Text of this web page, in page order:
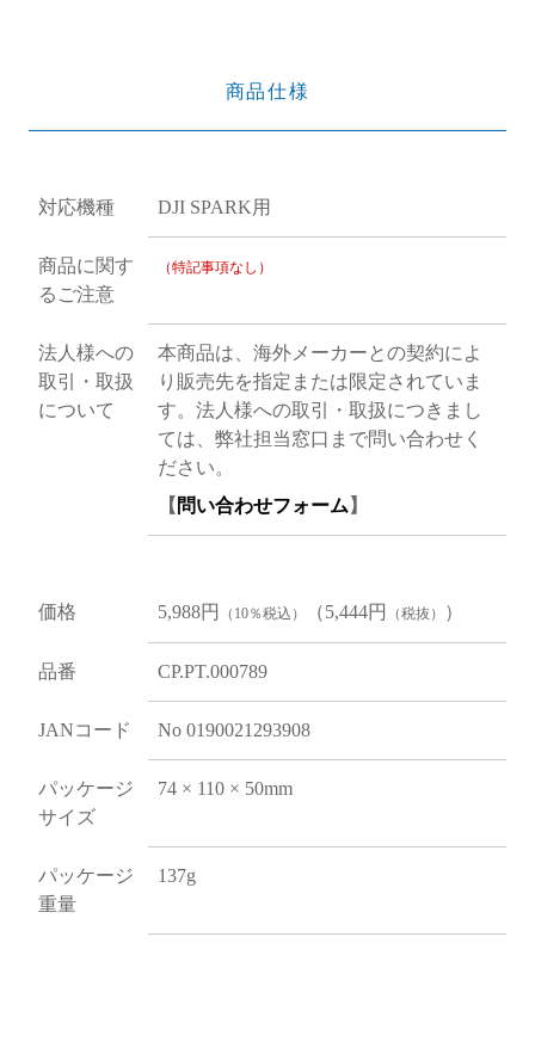
商品仕様
対応機種 DJI SPARK用
商品に関す
るご注意
（特記事項なし）
法人様への
取引・取扱
について
本商品は、海外メーカーとの契約によ
り販売先を指定または限定されていま
す。法人様への取引・取扱につきまし
ては、弊社担当窓口まで問い合わせく
ださい。
【 問い合わせフォーム 】
価格 5,988円 （10％税込） （5,444円 （税抜） ）
品番 CP.PT.000789
JANコード No 0190021293908
パッケージ
サイズ
74 × 110 × 50mm
パッケージ
重量
137g